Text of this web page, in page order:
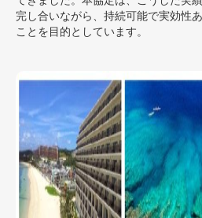
完し合いながら、持続可能で実効性
ことを目的としています。